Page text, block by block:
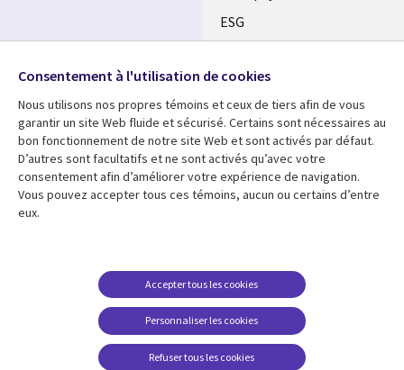
ESG
Fusions
Salle de presse
Ressources
Articles
Études de cas
Baladodiffusions
Support
Restrictions et
conditions juridiques
Carrières FAQ
Centre de gestion des
Suivez-nous
Social
Media
Global
FR
Consentement à l'utilisation de cookies
Nous utilisons nos propres témoins et ceux de tiers afin de vous
garantir un site Web fluide et sécurisé. Certains sont nécessaires au
bon fonctionnement de notre site Web et sont activés par défaut.
D’autres sont facultatifs et ne sont activés qu’avec votre
consentement afin d’améliorer votre expérience de navigation.
Vous pouvez accepter tous ces témoins, aucun ou certains d’entre
eux.
Personnaliser les cookies
Accepter tous les cookies
Refuser tous les cookies